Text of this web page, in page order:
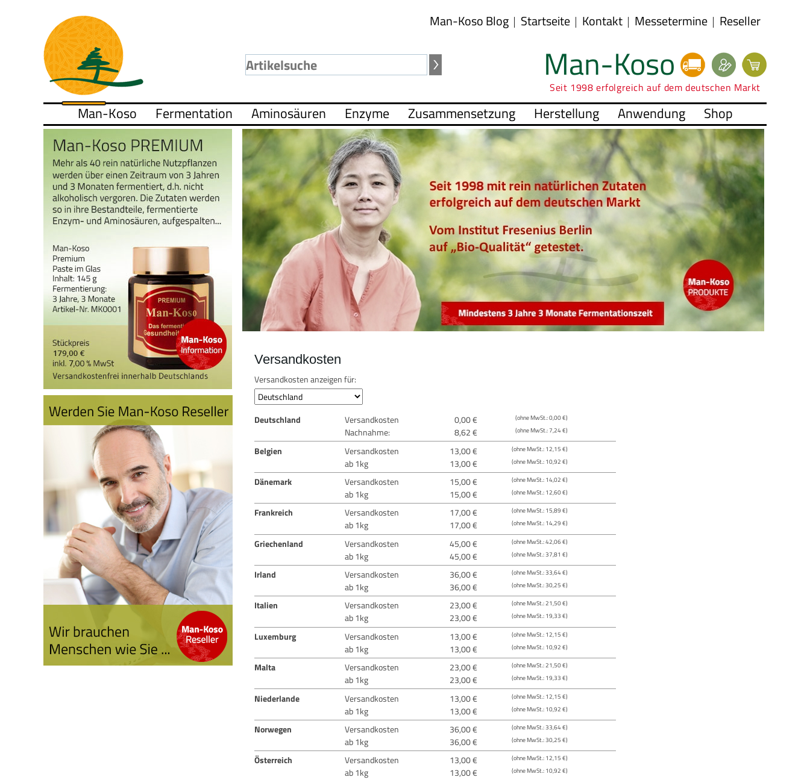
Man-Koso Blog Startseite Kontakt Messetermine Reseller
Man-Koso
Seit 1998 erfolgreich auf dem deutschen Markt
Man-Koso Fermentation Aminosäuren Enzyme Zusammensetzung Herstellung Anwendung Shop
Versandkosten
Versandkosten anzeigen für:
Deutschland Versandkosten 0,00 € (ohne MwSt.: 0,00 €)
Nachnahme: 8,62 € (ohne MwSt.: 7,24 €)
Belgien Versandkosten 13,00 € (ohne MwSt.: 12,15 €)
ab 1kg 13,00 € (ohne MwSt.: 10,92 €)
Dänemark Versandkosten 15,00 € (ohne MwSt.: 14,02 €)
ab 1kg 15,00 € (ohne MwSt.: 12,60 €)
Frankreich Versandkosten 17,00 € (ohne MwSt.: 15,89 €)
ab 1kg 17,00 € (ohne MwSt.: 14,29 €)
Griechenland Versandkosten 45,00 € (ohne MwSt.: 42,06 €)
ab 1kg 45,00 € (ohne MwSt.: 37,81 €)
Irland Versandkosten 36,00 € (ohne MwSt.: 33,64 €)
ab 1kg 36,00 € (ohne MwSt.: 30,25 €)
Italien Versandkosten 23,00 € (ohne MwSt.: 21,50 €)
ab 1kg 23,00 € (ohne MwSt.: 19,33 €)
Luxemburg Versandkosten 13,00 € (ohne MwSt.: 12,15 €)
ab 1kg 13,00 € (ohne MwSt.: 10,92 €)
Malta Versandkosten 23,00 € (ohne MwSt.: 21,50 €)
ab 1kg 23,00 € (ohne MwSt.: 19,33 €)
Niederlande Versandkosten 13,00 € (ohne MwSt.: 12,15 €)
ab 1kg 13,00 € (ohne MwSt.: 10,92 €)
Norwegen Versandkosten 36,00 € (ohne MwSt.: 33,64 €)
ab 1kg 36,00 € (ohne MwSt.: 30,25 €)
Österreich Versandkosten 13,00 € (ohne MwSt.: 12,15 €)
ab 1kg 13,00 € (ohne MwSt.: 10,92 €)